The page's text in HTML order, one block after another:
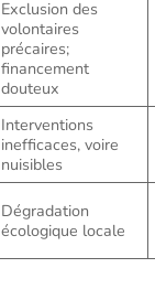
Exclusion des
volontaires
précaires;
financement
douteux
Interventions
inefficaces, voire
nuisibles
Dégradation
écologique locale